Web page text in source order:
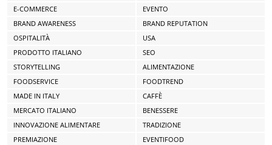
E-COMMERCE
EVENTO
BRAND AWARENESS
BRAND REPUTATION
OSPITALITÀ
USA
PRODOTTO ITALIANO
SEO
STORYTELLING
ALIMENTAZIONE
FOODSERVICE
FOODTREND
MADE IN ITALY
CAFFÈ
MERCATO ITALIANO
BENESSERE
INNOVAZIONE ALIMENTARE
TRADIZIONE
PREMIAZIONE
EVENTIFOOD